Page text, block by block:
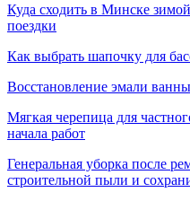
Куда сходить в Минске
поездки
Как выбрать шапочку для
Восстановление эмали
Мягкая черепица для
начала работ
Генеральная уборка после
строительной пыли и